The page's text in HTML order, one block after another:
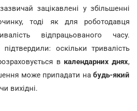
зацікавлені у збільшенні
тоді як для роботодавця
відпрацьованого часу.
оскільки тривалість
в календарних днях,
може припадати на будь-який
вихідні.